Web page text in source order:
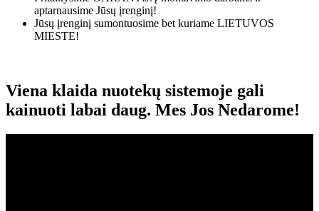
aptarnausime Jūsų įrenginį!
Jūsų įrenginį sumontuosime bet kuriame LIETUVOS
MIESTE!
Viena klaida nuotekų sistemoje gali
kainuoti labai daug. Mes Jos Nedarome!